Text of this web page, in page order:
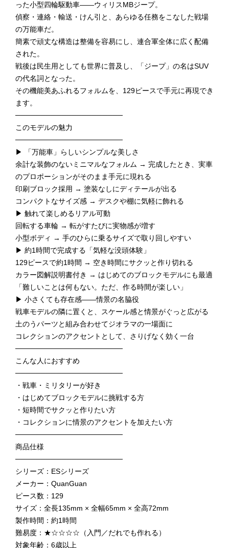
った小型四輪駆動車——ウィリスMBジープ。
偵察・連絡・輸送・けん引と、あらゆる任務をこなした戦場
の万能車だ。
簡素で頑丈な構造は整備を容易にし、連合軍全体に広く配備
された。
戦後は民生用としても世界に普及し、「ジープ」の名はSUV
の代名詞となった。
その機能美あふれるフォルムを、129ピースで手元に再現でき
ます。
─────────────────────
このモデルの魅力
─────────────────────
▶ 「万能車」らしいシンプルな美しさ
余計な装飾のないミニマルなフォルム → 完成したとき、実車
のプロポーションがそのまま手元に現れる
印刷ブロック採用 → 塗装なしにディテールが出る
コンパクトなサイズ感 → デスクや棚に気軽に飾れる
▶ 触れて楽しめるリアル可動
回転する車輪 → 転がすたびに実物感が増す
小型ボディ → 手のひらに乗るサイズで取り回しやすい
▶ 約1時間で完成する「気軽な没頭体験」
129ピースで約1時間 → 空き時間にサクッと作り切れる
カラー図解説明書付き → はじめてのブロックモデルにも最適
「難しいことは何もない。ただ、作る時間が楽しい」
▶ 小さくても存在感——情景の名脇役
戦車モデルの隣に置くと、スケール感と情景がぐっと広がる
土のうパーツと組み合わせてジオラマの一場面に
コレクションのアクセントとして、さりげなく効く一台
─────────────────────
こんな人におすすめ
─────────────────────
・戦車・ミリタリーが好き
・はじめてブロックモデルに挑戦する方
・短時間でサクッと作りたい方
・コレクションに情景のアクセントを加えたい方
─────────────────────
商品仕様
─────────────────────
シリーズ：ESシリーズ
メーカー：QuanGuan
ピース数：129
サイズ：全長135mm × 全幅65mm × 全高72mm
製作時間：約1時間
難易度：★☆☆☆☆（入門／だれでも作れる）
対象年齢：6歳以上